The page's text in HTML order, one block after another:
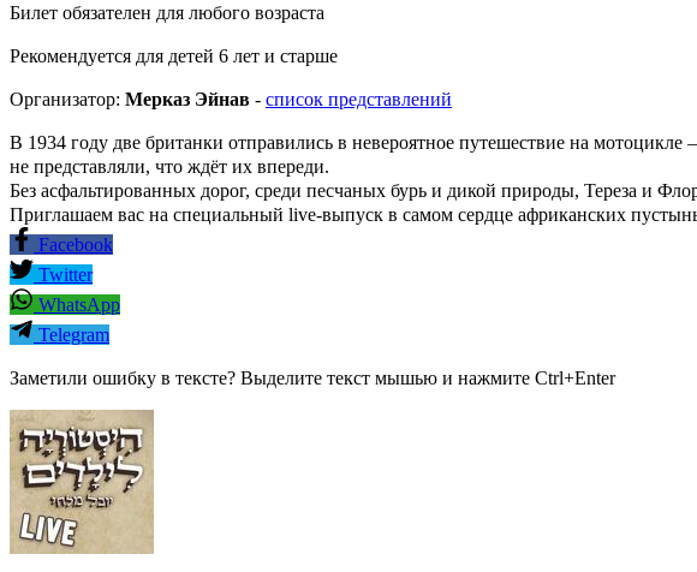
Билет обязателен для любого возраста
Рекомендуется для детей 6 лет и старше
Организатор: Мерказ Эйнав - список представлений
В 1934 году две британки отправились в невероятное путешествие на
не представляли, что ждёт их впереди.
Без асфальтированных дорог, среди песчаных бурь и дикой природы, Тереза и
Приглашаем вас на специальный live-выпуск в самом сердце африканских
Facebook
Twitter
WhatsApp
Telegram
Заметили ошибку в тексте? Выделите текст мышью и нажмите Ctrl+Enter